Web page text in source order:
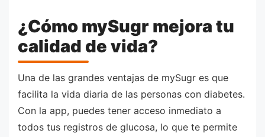
¿Cómo mySugr mejora tu
calidad de vida?
Una de las grandes ventajas de mySugr es que
facilita la vida diaria de las personas con diabetes.
Con la app, puedes tener acceso inmediato a
todos tus registros de glucosa, lo que te permite